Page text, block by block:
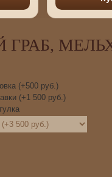
(+500 руб.)
(+1 500 руб.)